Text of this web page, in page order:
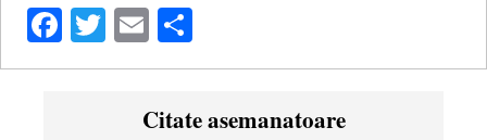
Facebook
Twitter
Email
Citate asemanatoare